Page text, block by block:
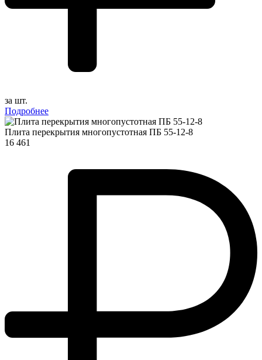
за шт.
Подробнее
Плита перекрытия многопустотная ПБ 55-12-8
16 461